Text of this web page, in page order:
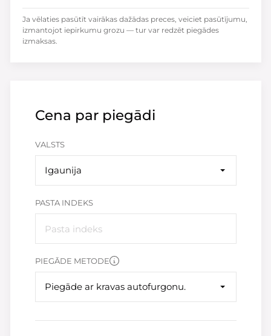
Cena par piegādi
VALSTS
Igaunija
PASTA INDEKS
PIEGĀDE METODE
Piegāde ar kravas autofurgonu.
Ja vēlaties pasūtīt vairākas dažādas preces, veiciet pasūtījumu,
izmantojot iepirkumu grozu — tur var redzēt piegādes
izmaksas.